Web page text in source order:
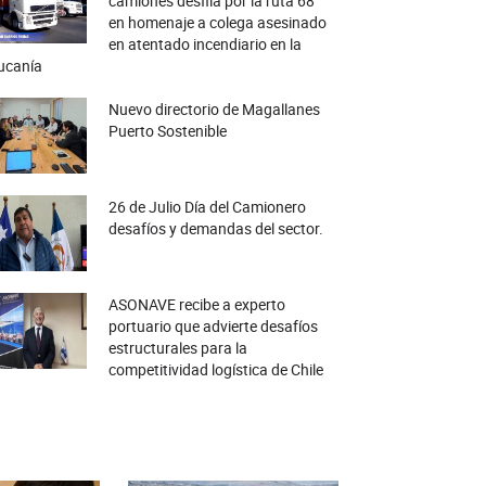
en homenaje a colega asesinado
en atentado incendiario en la
Nuevo directorio de Magallanes
Puerto Sostenible
26 de Julio Día del Camionero
desafíos y demandas del sector.
ASONAVE recibe a experto
portuario que advierte desafíos
estructurales para la
competitividad logística de Chile